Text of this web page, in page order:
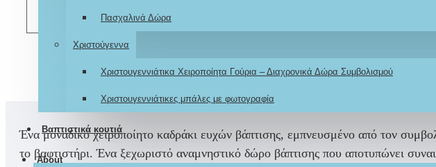
Πασχαλινά Δώρα
Χριστούγεννα
Χριστουγεννιάτικα Χειροποίητα Γούρια – Διαχρονικά Δώρα Συμβολισμού
Χριστουγεννιάτικες μπάλες με φωτογραφία
Βαπτιστικά κουτιά
About
ΠΕΡΙΓΡΑΦΉ
Ένα μοναδικό χειροποίητο καδράκι ευχών βάπτισης, εμπνευσμένο από τον
το βαφτιστήρι. Ένα ξεχωριστό αναμνηστικό δώρο βάπτισης που αποτυπώνει